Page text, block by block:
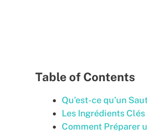
Table of Contents
Qu’est-ce qu’un
Les Ingrédients
Comment Préparer